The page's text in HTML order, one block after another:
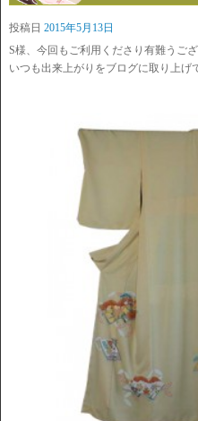
投稿日 2015年5月13日
S様、今回もご利用くださり有難うござ
いつも出来上がりをブログに取り上げ